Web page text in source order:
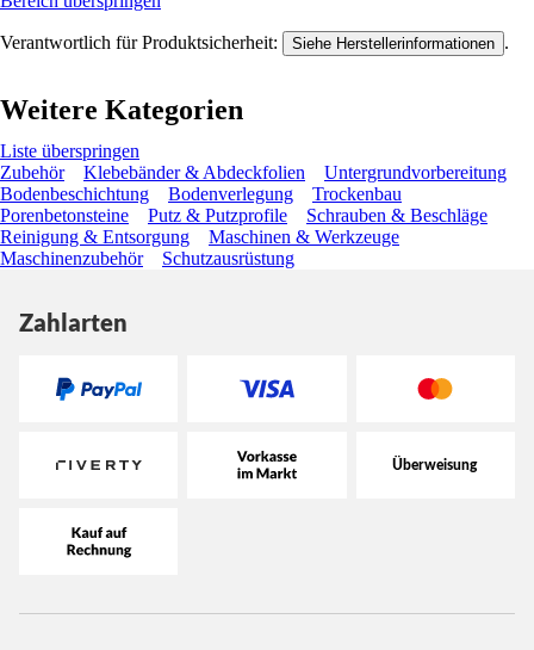
Verantwortlich für Produktsicherheit: Siehe Herstellerinformationen .
Weitere Kategorien
Liste überspringen
Zubehör
Klebebänder & Abdeckfolien
Untergrundvorbereitung
Bodenbeschichtung
Bodenverlegung
Trockenbau
Porenbetonsteine
Putz & Putzprofile
Schrauben & Beschläge
Reinigung & Entsorgung
Maschinen & Werkzeuge
Maschinenzubehör
Schutzausrüstung
Zahlarten